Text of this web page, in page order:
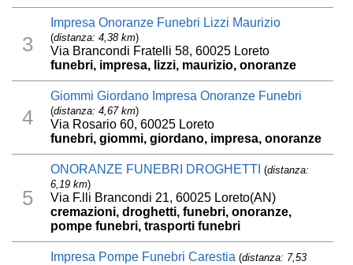
3
Impresa Onoranze Funebri Lizzi Maurizio
(distanza: 4,38 km)
Via Brancondi Fratelli 58, 60025 Loreto
funebri, impresa, lizzi, maurizio, onoranze
4
Giommi Giordano Impresa Onoranze Funebri
(distanza: 4,67 km)
Via Rosario 60, 60025 Loreto
funebri, giommi, giordano, impresa, onoranze
5
ONORANZE FUNEBRI DROGHETTI (distanza:
6,19 km)
Via F.lli Brancondi 21, 60025 Loreto(AN)
cremazioni, droghetti, funebri, onoranze,
pompe funebri, trasporti funebri
Impresa Pompe Funebri Carestia (distanza: 7,53